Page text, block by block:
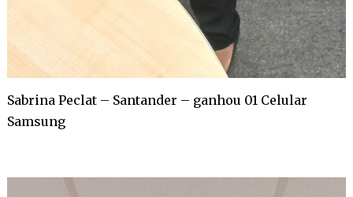
Sabrina Peclat – Santander – ganhou 01 Celular
Samsung